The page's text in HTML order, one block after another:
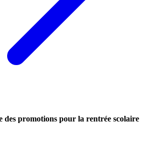
des promotions pour la rentrée scolaire